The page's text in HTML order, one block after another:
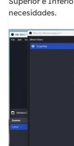
necesidades.